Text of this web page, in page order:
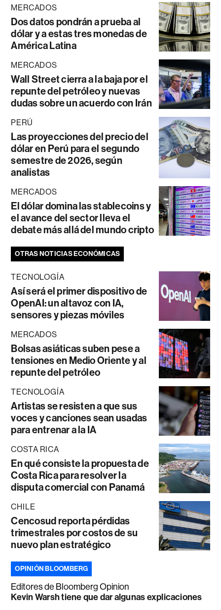
MERCADOS
Dos datos pondrán a prueba al
dólar y a estas tres monedas de
América Latina
MERCADOS
Wall Street cierra a la baja por el
repunte del petróleo y nuevas
dudas sobre un acuerdo con Irán
PERÚ
Las proyecciones del precio del
dólar en Perú para el segundo
semestre de 2026, según
analistas
MERCADOS
El dólar domina las stablecoins y
el avance del sector lleva el
debate más allá del mundo cripto
OTRAS NOTICIAS ECONÓMICAS
TECNOLOGÍA
Así será el primer dispositivo de
OpenAI: un altavoz con IA,
sensores y piezas móviles
MERCADOS
Bolsas asiáticas suben pese a
tensiones en Medio Oriente y al
repunte del petróleo
TECNOLOGÍA
Artistas se resisten a que sus
voces y canciones sean usadas
para entrenar a la IA
COSTA RICA
En qué consiste la propuesta de
Costa Rica para resolver la
disputa comercial con Panamá
CHILE
Cencosud reporta pérdidas
trimestrales por costos de su
nuevo plan estratégico
OPINIÓN BLOOMBERG
Editores de Bloomberg Opinion
Kevin Warsh tiene que dar algunas explicaciones